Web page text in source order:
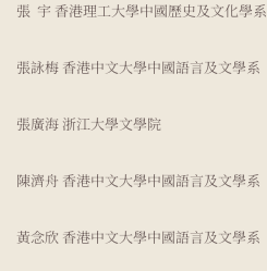
張 宇 香港理工大學中國歷史及文化學系
張詠梅 香港中文大學中國語言及文學系
張廣海 浙江大學文學院
陳濟舟 香港中文大學中國語言及文學系
黃念欣 香港中文大學中國語言及文學系